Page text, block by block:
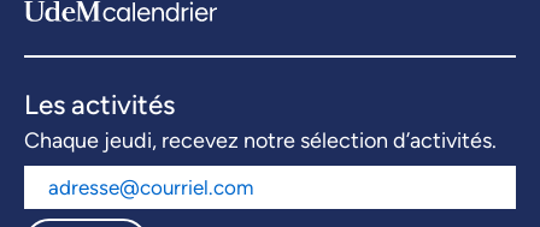
Les activités
Chaque jeudi, recevez notre sélection d’activités.